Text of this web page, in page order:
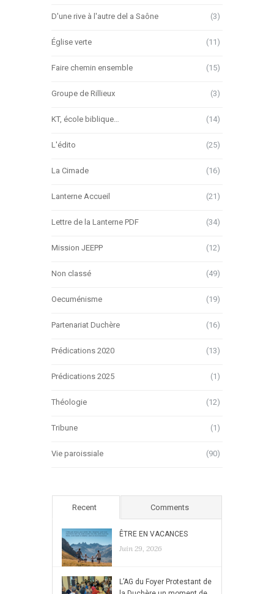
D'une rive à l'autre del a Saône (3)
Église verte (11)
Faire chemin ensemble (15)
Groupe de Rillieux (3)
KT, école biblique… (14)
L'édito (25)
La Cimade (16)
Lanterne Accueil (21)
Lettre de la Lanterne PDF (34)
Mission JEEPP (12)
Non classé (49)
Oecuménisme (19)
Partenariat Duchère (16)
Prédications 2020 (13)
Prédications 2025 (1)
Théologie (12)
Tribune (1)
Vie paroissiale (90)
Recent Comments
ÊTRE EN VACANCES
Juin 29, 2026
L’AG du Foyer Protestant de